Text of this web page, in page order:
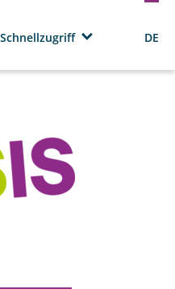
Schnellzugriff DE